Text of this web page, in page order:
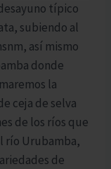
típico
subiendo al
así mismo
donde
la
ceja de selva
de los ríos que
río Urubamba,
de